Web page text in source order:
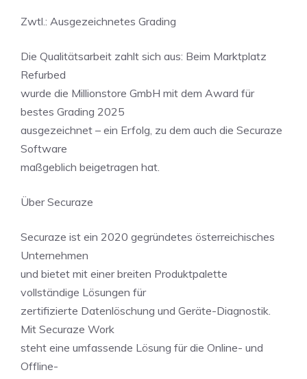
Zwtl.: Ausgezeichnetes Grading
Die Qualitätsarbeit zahlt sich aus: Beim Marktplatz
Refurbed
wurde die Millionstore GmbH mit dem Award für
bestes Grading 2025
ausgezeichnet – ein Erfolg, zu dem auch die Securaze
Software
maßgeblich beigetragen hat.
Über Securaze
Securaze ist ein 2020 gegründetes österreichisches
Unternehmen
und bietet mit einer breiten Produktpalette
vollständige Lösungen für
zertifizierte Datenlöschung und Geräte-Diagnostik.
Mit Securaze Work
steht eine umfassende Lösung für die Online- und
Offline-